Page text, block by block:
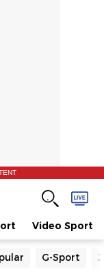
Video Sport
G-Sport